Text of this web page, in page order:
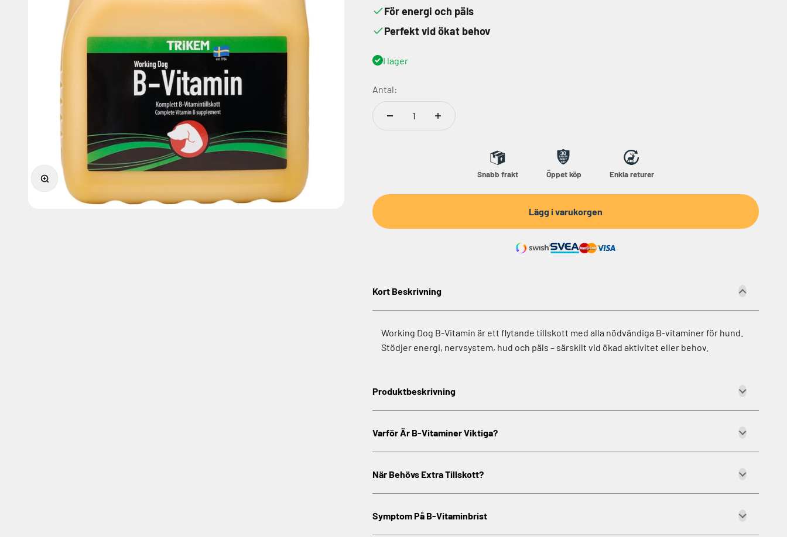
Zooma
För energi och päls
Perfekt vid ökat behov
I lager
Antal:
Snabb frakt Öppet köp Enkla returer
Lägg i varukorgen
Kort Beskrivning
Working Dog B-Vitamin är ett flytande tillskott med alla nödvändiga B-vitaminer för hund.
Stödjer energi, nervsystem, hud och päls – särskilt vid ökad aktivitet eller behov.
Produktbeskrivning
Varför Är B-Vitaminer Viktiga?
När Behövs Extra Tillskott?
Symptom På B-Vitaminbrist